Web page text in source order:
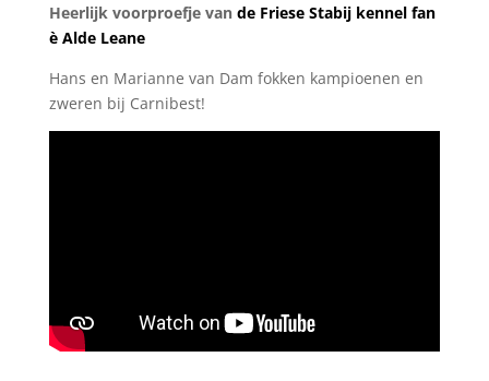
Heerlijk voorproefje van de Friese Stabij kennel fan
è Alde Leane
Hans en Marianne van Dam fokken kampioenen en
zweren bij Carnibest!